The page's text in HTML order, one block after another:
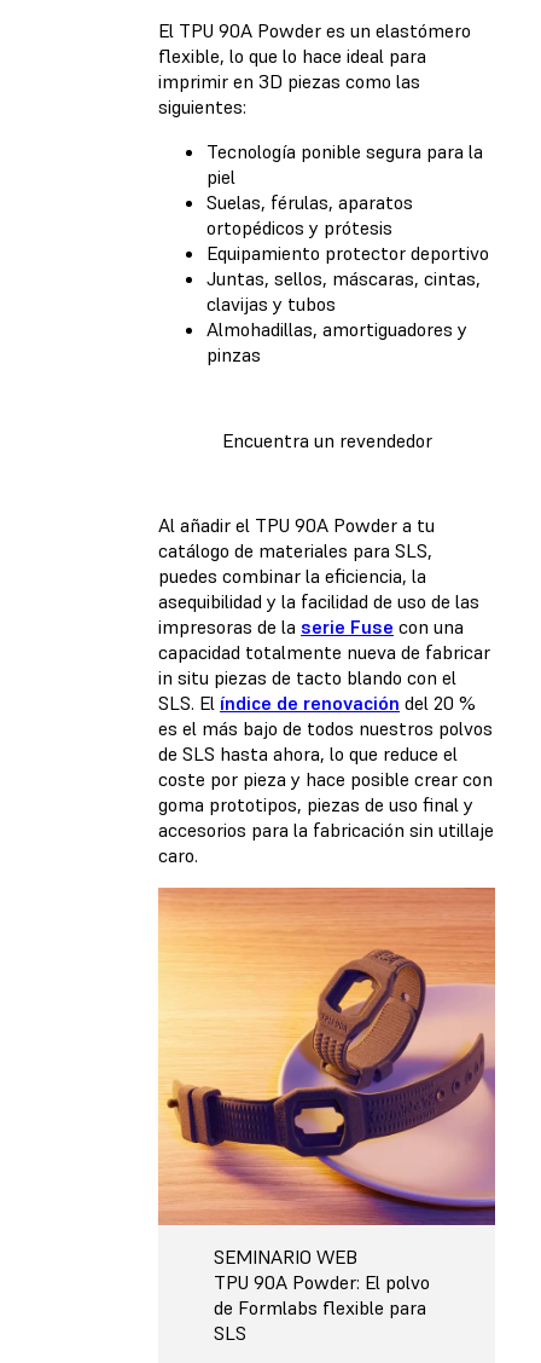
El TPU 90A Powder es un elastómero
flexible, lo que lo hace ideal para
imprimir en 3D piezas como las
siguientes:
Tecnología ponible segura para la
piel
Suelas, férulas, aparatos
ortopédicos y prótesis
Equipamiento protector deportivo
Juntas, sellos, máscaras, cintas,
clavijas y tubos
Almohadillas, amortiguadores y
pinzas
Encuentra un revendedor
Al añadir el TPU 90A Powder a tu
catálogo de materiales para SLS,
puedes combinar la eficiencia, la
asequibilidad y la facilidad de uso de las
impresoras de la serie Fuse con una
capacidad totalmente nueva de fabricar
in situ piezas de tacto blando con el
SLS. El índice de renovación del 20 %
es el más bajo de todos nuestros polvos
de SLS hasta ahora, lo que reduce el
coste por pieza y hace posible crear con
goma prototipos, piezas de uso final y
accesorios para la fabricación sin utillaje
caro.
SEMINARIO WEB
TPU 90A Powder: El polvo
de Formlabs flexible para
SLS